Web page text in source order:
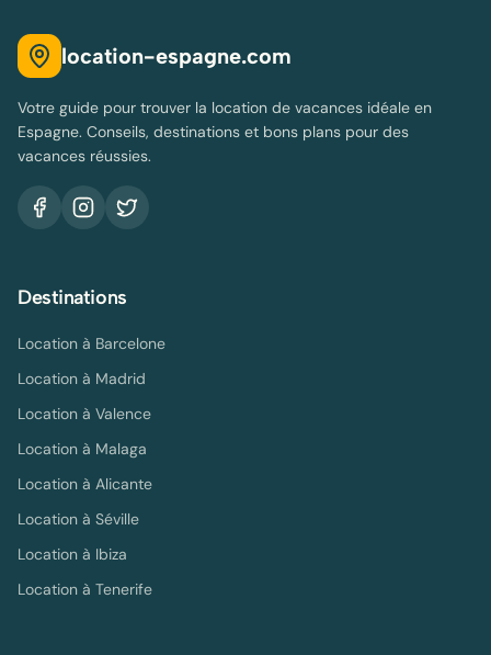
location-espagne.com
Votre guide pour trouver la location de vacances idéale en
Espagne. Conseils, destinations et bons plans pour des
vacances réussies.
Destinations
Location à Barcelone
Location à Madrid
Location à Valence
Location à Malaga
Location à Alicante
Location à Séville
Location à Ibiza
Location à Tenerife